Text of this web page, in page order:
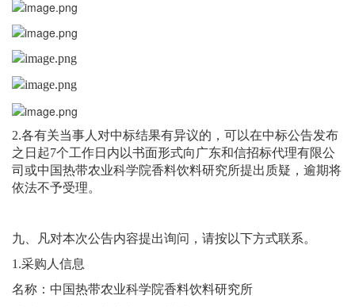
2.各有关当事人对中标结果有异议的，可以在中标公告发布
之日起7个工作日内以书面形式向 广东和信招标代理有限公
司或中国热带农业科学院香料饮料研究所提出质疑，逾期将
依法不予受理。
九、凡对本次公告内容提出询问，请按以下方式联系。
1.采购人信息
名称：中国热带农业科学院香料饮料研究所